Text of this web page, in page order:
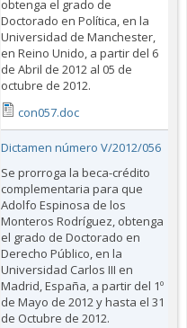
obtenga el grado de
Doctorado en Política, en la
Universidad de Manchester,
en Reino Unido, a partir del 6
de Abril de 2012 al 05 de
octubre de 2012.
con057.doc
Dictamen número V/2012/056
Se prorroga la beca-crédito
complementaria para que
Adolfo Espinosa de los
Monteros Rodríguez, obtenga
el grado de Doctorado en
Derecho Público, en la
Universidad Carlos III en
Madrid, España, a partir del 1º
de Mayo de 2012 y hasta el 31
de Octubre de 2012.